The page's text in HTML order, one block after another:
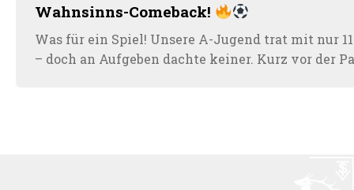
Wahnsinns-Comeback!
Was für ein Spiel! Unsere A-Jugend trat mit nur
– doch an Aufgeben dachte keiner. Kurz vor der